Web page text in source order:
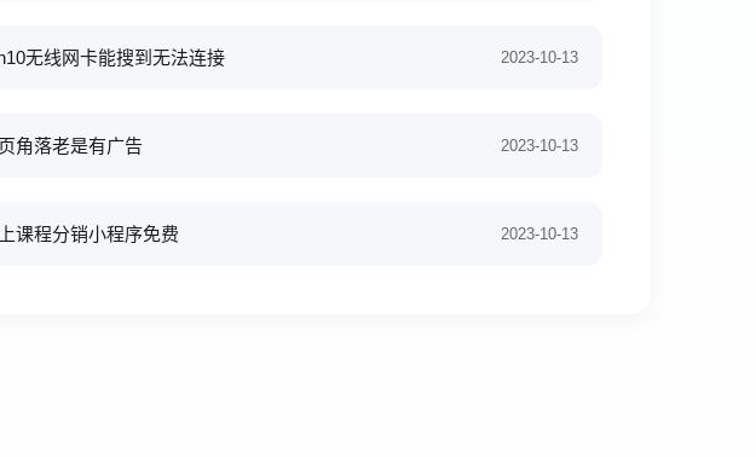
无线网卡能搜到无法连接 2023-10-13
角落老是有广告 2023-10-13
课程分销小程序免费 2023-10-13